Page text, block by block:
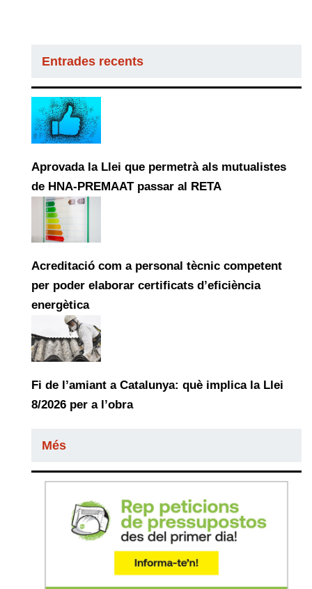
Entrades recents
Aprovada la Llei que permetrà als mutualistes
de HNA-PREMAAT passar al RETA
Acreditació com a personal tècnic competent
per poder elaborar certificats d’eficiència
energètica
Fi de l’amiant a Catalunya: què implica la Llei
8/2026 per a l’obra
Més